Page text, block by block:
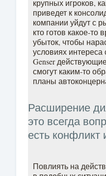
крупных игроков,
приведет к
компании уйдут с
кто готов какое-то
убыток, чтобы
условиях
Genser
смогут каким-то
планы
Расширение
это всегда
есть конфликт
Повлиять на